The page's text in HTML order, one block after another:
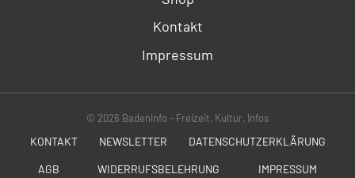
Kontakt
Impressum
© 2026 Badeninfo - Freizeit, Kultur, Infos
KONTAKT NEWSLETTER DATENSCHUTZERKLÄRUNG
AGB WIDERRUFSBELEHRUNG IMPRESSUM